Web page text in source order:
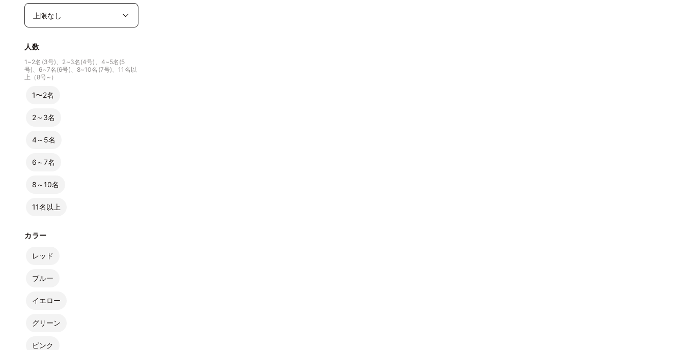
人数
1~2名(3号)、2~3名(4号)、4~5名(5
号)、6~7名(6号)、8~10名(7号)、11名以
上（8号~）
1〜2名
2～3名
4～5名
6～7名
8～10名
11名以上
カラー
レッド
ブルー
イエロー
グリーン
ピンク